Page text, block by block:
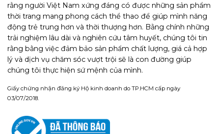
rằng người Việt Nam xứng đáng có được những sản phẩm
thời trang mang phong cách thể thao để giúp mình năng
động trẻ trung hơn và thời thượng hơn. Bằng chính những
trải nghiệm lâu dài và nghiên cứu tâm huyết, chúng tôi tin
rằng bằng việc đảm bảo sản phẩm chất lượng, giá cả hợp
lý và dịch vụ chăm sóc vượt trội sẽ là con đường giúp
chúng tôi thực hiện sứ mệnh của mình.
Giấy chứng nhận đăng ký Hộ kinh doanh do TP.HCM cấp ngày
03/07/2018.